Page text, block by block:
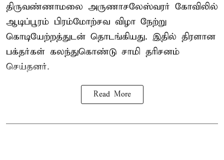
திருவண்ணாமலை அருணாசலேஸ்வரர் கோவிலில்
ஆடிப்பூரம் பிரம்மோற்சவ விழா நேற்று
கொடியேற்றத்துடன் தொடங்கியது. இதில் திரளான
பக்தர்கள் கலந்துகொண்டு சாமி தரிசனம்
செய்தனர்.
Read More